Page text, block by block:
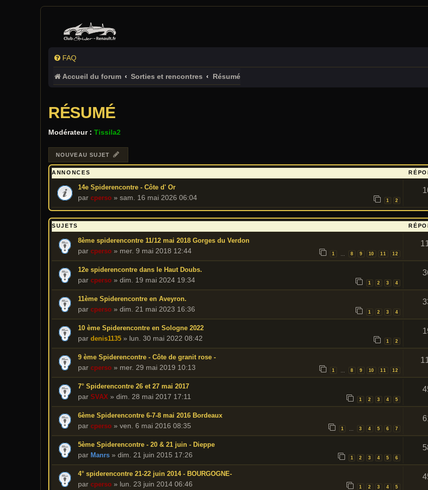
FAQ
Accueil du forum Sorties et rencontres Résumé
RÉSUMÉ
Modérateur : Tissila2
NOUVEAU SUJET
ANNONCES
14e Spiderencontre - Côte d' Or
par cperso » sam. 16 mai 2026 06:04 1 2
SUJETS
8ème spiderencontre 11/12 mai 2018 Gorges du Verdon
par cperso » mer. 9 mai 2018 12:44 1 8 9 10 11 12
12e spiderencontre dans le Haut Doubs.
par cperso » dim. 19 mai 2024 19:34 1 2 3 4
11ème Spiderencontre en Aveyron.
par cperso » dim. 21 mai 2023 16:36 1 2 3 4
10 ème Spiderencontre en Sologne 2022
par denis1135 » lun. 30 mai 2022 08:42 1 2
9 ème Spiderencontre - Côte de granit rose -
par cperso » mer. 29 mai 2019 10:13 1 8 9 10 11 12
7° Spiderencontre 26 et 27 mai 2017
par SVAX » dim. 28 mai 2017 17:11 1 2 3 4 5
6ème Spiderencontre 6-7-8 mai 2016 Bordeaux
par cperso » ven. 6 mai 2016 08:35 1 3 4 5 6 7
5ème Spiderencontre - 20 & 21 juin - Dieppe
par Manrs » dim. 21 juin 2015 17:26 1 2 3 4 5 6
4° spiderencontre 21-22 juin 2014 - BOURGOGNE-
par cperso » lun. 23 juin 2014 06:46 1 2 3 4 5